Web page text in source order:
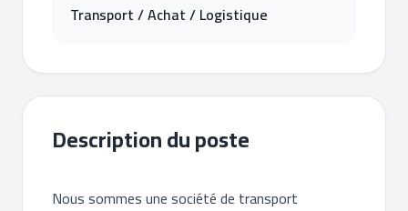
Transport / Achat / Logistique
Description du poste
Nous sommes une société de transport